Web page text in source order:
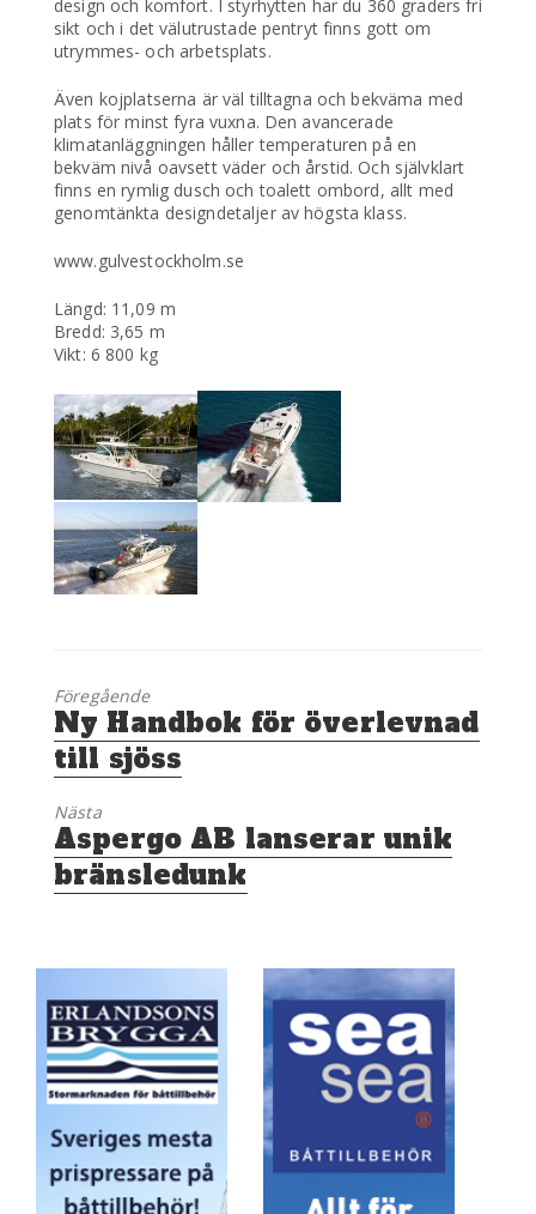
design och komfort. I styrhytten har du 360 graders fri
sikt och i det välutrustade pentryt finns gott om
utrymmes- och arbetsplats.
Även kojplatserna är väl tilltagna och bekväma med
plats för minst fyra vuxna. Den avancerade
klimatanläggningen håller temperaturen på en
bekväm nivå oavsett väder och årstid. Och självklart
finns en rymlig dusch och toalett ombord, allt med
genomtänkta designdetaljer av högsta klass.
www.gulvestockholm.se
Längd: 11,09 m
Bredd: 3,65 m
Vikt: 6 800 kg
Föregående
Föregående
inlägg:
Ny Handbok för överlevnad
till sjöss
Nästa
Nästa
inlägg:
Aspergo AB lanserar unik
bränsledunk